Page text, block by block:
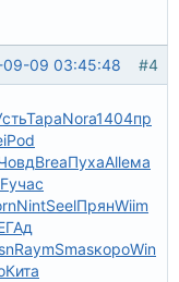
#4
09-09 03:45:48
ТараNora1404пр
iPod
BreaПухаAlleма
учас
NintSeelПрянWiim
RaymSmasкороWin
Кита